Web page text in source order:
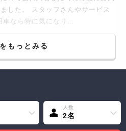
した。 スタッフさんやサービス
車なら特に気になり…
もっとみる
人数
2名